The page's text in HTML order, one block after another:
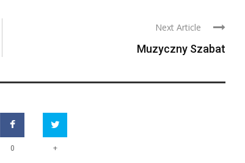
Next Article
Muzyczny Szabat
0 +